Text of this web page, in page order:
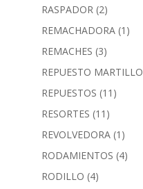
RASPADOR (2)
REMACHADORA (1)
REMACHES (3)
REPUESTO MARTILLO
REPUESTOS (11)
RESORTES (11)
REVOLVEDORA (1)
RODAMIENTOS (4)
RODILLO (4)